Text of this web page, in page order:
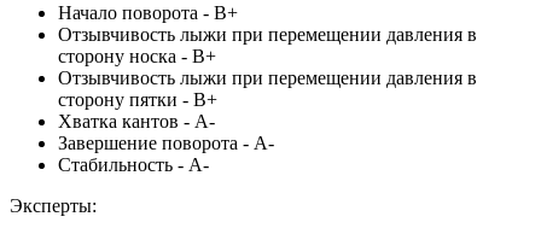
Начало поворота - В+
Отзывчивость лыжи при перемещении давления в
сторону носка - В+
Отзывчивость лыжи при перемещении давления в
сторону пятки - В+
Хватка кантов - А-
Завершение поворота - А-
Стабильность - А-
Эксперты: